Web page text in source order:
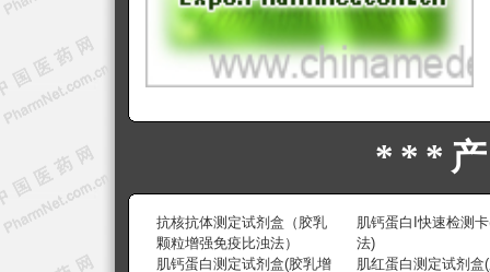
***
抗核抗体测定试剂盒（胶乳
颗粒增强免疫比浊法）
肌钙蛋白I快速检测
法)
肌钙蛋白测定试剂盒(胶乳增
肌红蛋白测定试剂盒